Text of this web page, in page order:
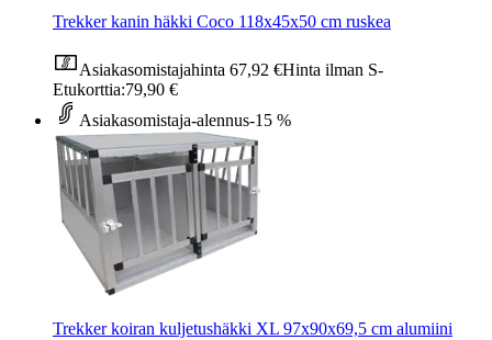
Trekker kanin häkki Coco 118x45x50 cm ruskea
Asiakasomistajahinta 67,92 €Hinta ilman S-
Etukorttia:79,90 €
Asiakasomistaja-alennus-15 %
Trekker koiran kuljetushäkki XL 97x90x69,5 cm alumiini